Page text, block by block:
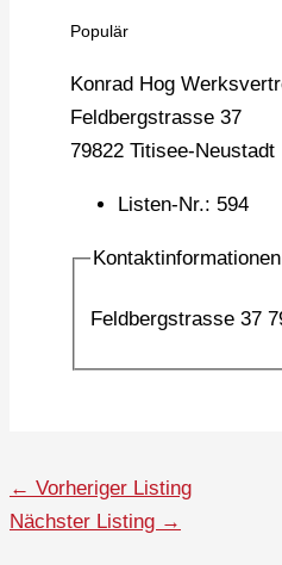
Populär
Konrad Hog
Feldbergstrasse 37
79822 Titisee-Neustadt
Listen-Nr.: 594
Kontaktinformationen
Feldbergstrasse 37
← Vorheriger Listing
Nächster Listing →